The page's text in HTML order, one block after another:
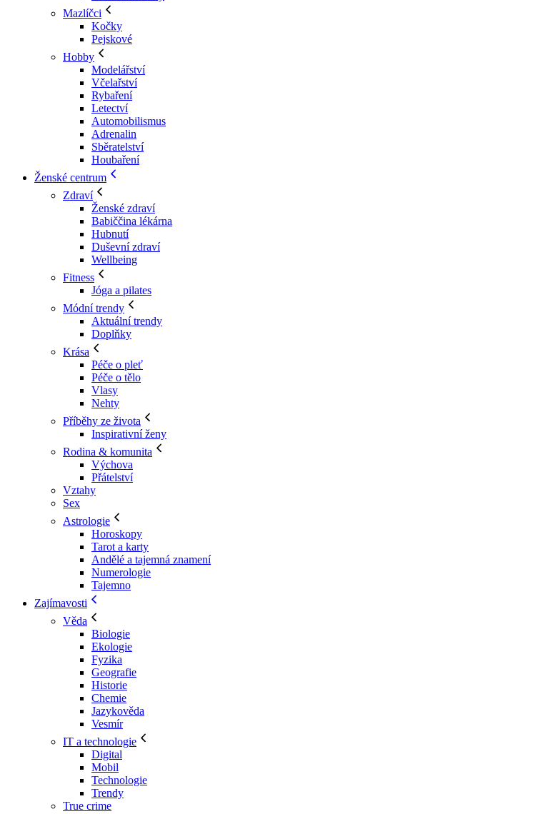
Mazlíčci
Kočky
Pejskové
Hobby
Modelářství
Včelařství
Rybaření
Letectví
Automobilismus
Adrenalin
Sběratelství
Houbaření
Ženské centrum
Zdraví
Ženské zdraví
Babiččina lékárna
Hubnutí
Duševní zdraví
Wellbeing
Fitness
Jóga a pilates
Módní trendy
Aktuální trendy
Doplňky
Krása
Péče o pleť
Péče o tělo
Vlasy
Nehty
Příběhy ze života
Inspirativní ženy
Rodina & komunita
Výchova
Přátelství
Vztahy
Sex
Astrologie
Horoskopy
Tarot a karty
Andělé a tajemná znamení
Numerologie
Tajemno
Zajímavosti
Věda
Biologie
Ekologie
Fyzika
Geografie
Historie
Chemie
Jazykověda
Vesmír
IT a technologie
Digital
Mobil
Technologie
Trendy
True crime